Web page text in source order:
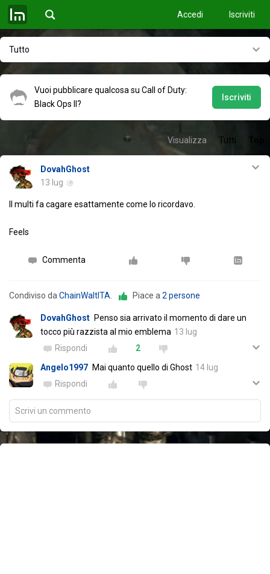
Accedi Iscriviti
Tutto
Vuoi pubblicare qualcosa su Call of Duty:
Black Ops II?
Iscriviti
Visualizza Tutti Top
DovahGhost
13 lug
Il multi fa cagare esattamente come lo ricordavo.
Feels
Commenta
Condiviso daChainWaltITA. Piace a2 persone
DovahGhost Penso sia arrivato il momento di dare un
tocco più razzista al mio emblema 13 lug
Rispondi
2
Angelo1997 Mai quanto quello di Ghost 14 lug
Rispondi
Scrivi un commento